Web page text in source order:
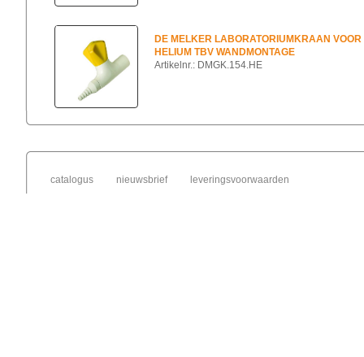
DE MELKER LABORATORIUMKRAAN VOOR
HELIUM TBV WANDMONTAGE
Artikelnr.: DMGK.154.HE
catalogus nieuwsbrief leveringsvoorwaarden